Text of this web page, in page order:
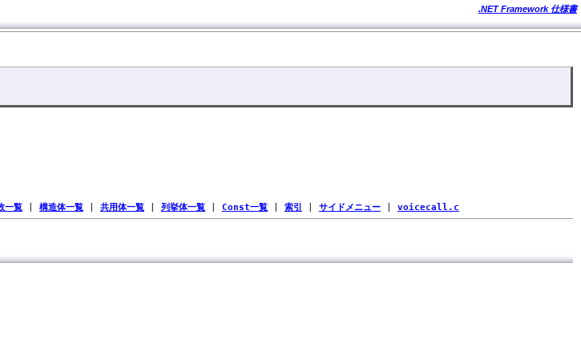
.NET Framework 仕様書
一覧 構造体一覧 共用体一覧 列挙体一覧 Const一覧 索引 サイドメニュー voicecall.c